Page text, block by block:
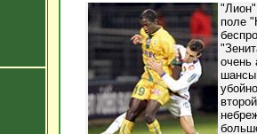
"Лион"
поле
очень
шансы